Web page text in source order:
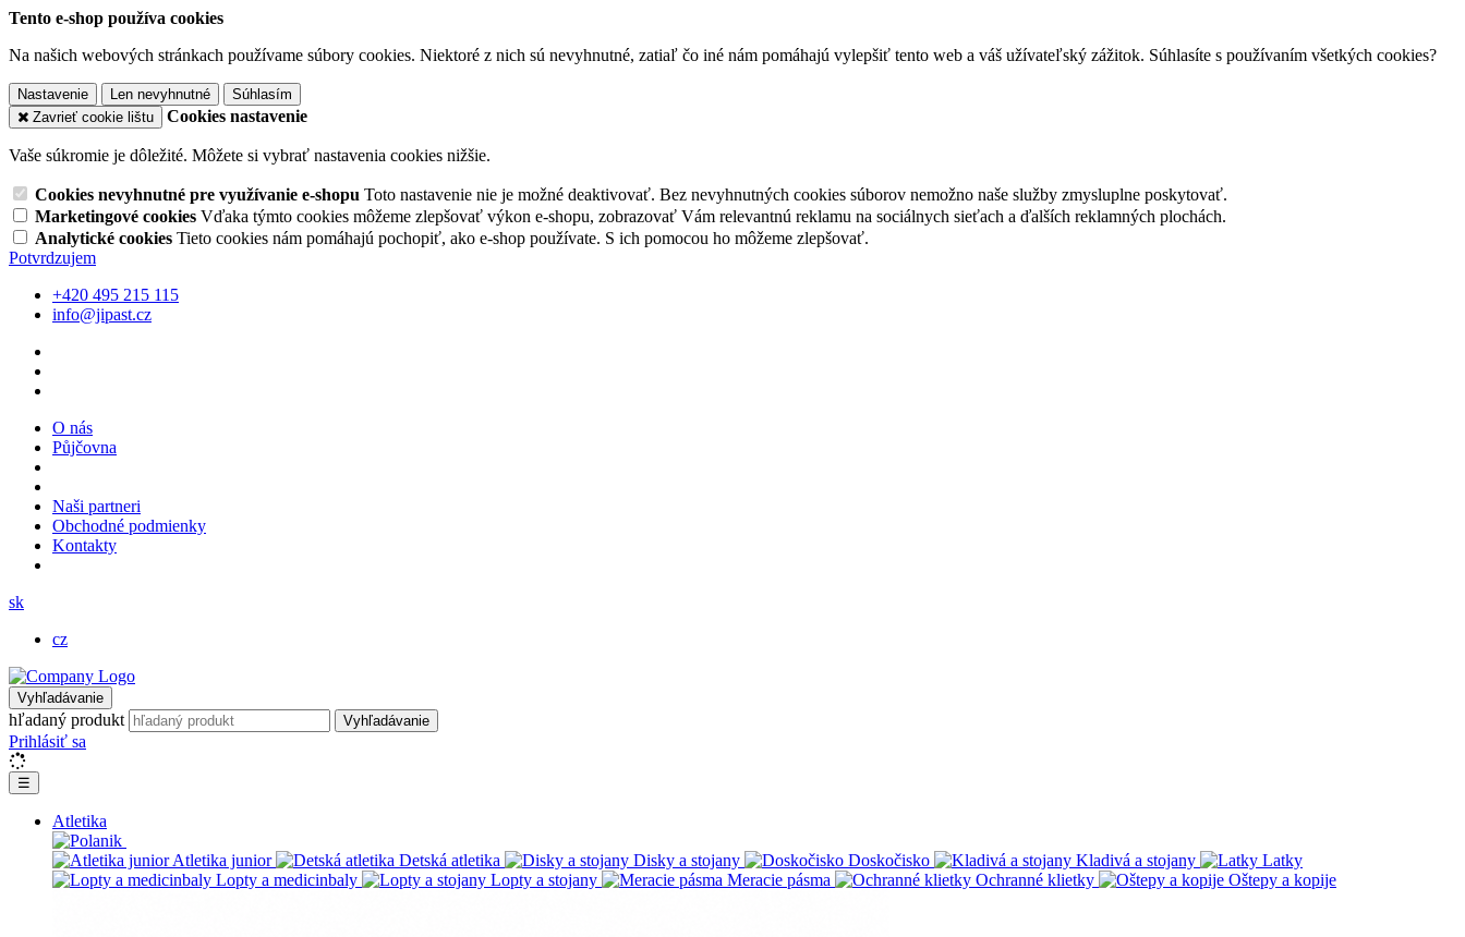
Tento e-shop používa cookies
Na našich webových stránkach používame súbory cookies. Niektoré z nich sú nevyhnutné, zatiaľ čo iné nám pomáhajú vylepšiť tento web a váš užívateľský zážitok. Súhlasíte s používaním všetkých cookies?
Nastavenie Len nevyhnutné
Súhlasím
Zavrieť cookie lištu
Cookies nastavenie
Vaše súkromie je dôležité. Môžete si vybrať nastavenia cookies nižšie.
Cookies nevyhnutné pre využívanie e-shopu Toto nastavenie nie je možné deaktivovať. Bez nevyhnutných cookies súborov nemožno naše služby zmysluplne poskytovať.
Marketingové cookies Vďaka týmto cookies môžeme zlepšovať výkon e-shopu, zobrazovať Vám relevantnú reklamu na sociálnych sieťach a ďalších reklamných plochách.
Analytické cookies Tieto cookies nám pomáhajú pochopiť, ako e-shop používate. S ich pomocou ho môžeme zlepšovať.
Potvrdzujem
+420 495 215 115
info@jipast.cz
O nás
Půjčovna
Naši partneri
Obchodné podmienky
Kontakty
sk
cz
Vyhľadávanie
hľadaný produkt Vyhľadávanie
Prihlásiť sa
☰
Atletika
Atletika junior Detská atletika Disky a stojany Doskočisko Kladivá a stojany
Latky
Lopty a medicinbaly
Lopty a stojany Meracie pásma Ochranné klietky Oštepy a kopije